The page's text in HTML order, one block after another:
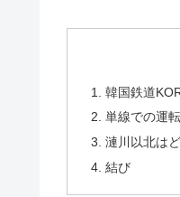
1. 韓国鉄道
2. 単線での運
3. 漣川以北は
4. 結び